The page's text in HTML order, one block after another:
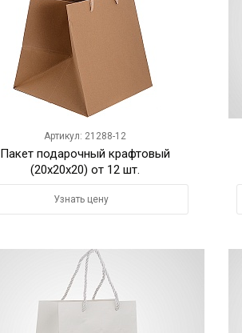
Артикул: 21288-12
Пакет подарочный крафтовый
(20х20х20) от 12 шт.
Узнать цену